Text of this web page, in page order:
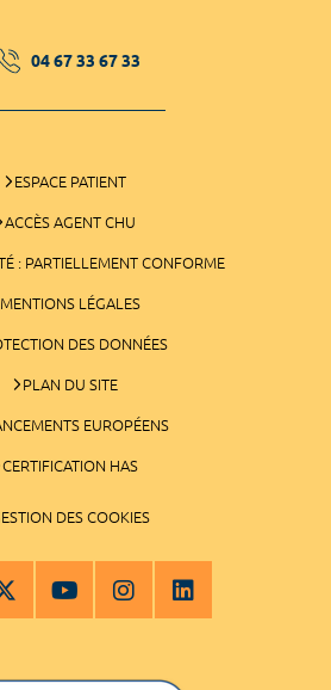
04 67 33 67 33
ESPACE PATIENT
ACCÈS AGENT CHU
: PARTIELLEMENT CONFORME
MENTIONS LÉGALES
DES DONNÉES
PLAN DU SITE
EUROPÉENS
CERTIFICATION HAS
DES COOKIES